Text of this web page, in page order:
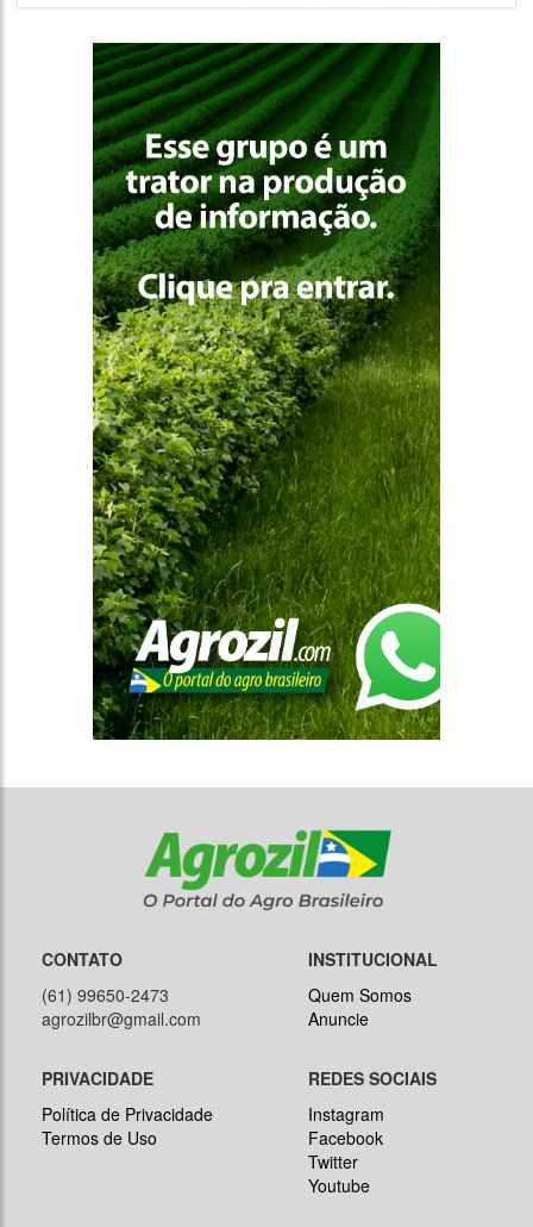
CONTATO
(61) 99650-2473
agrozilbr@gmail.com
INSTITUCIONAL
Quem Somos
Anuncie
PRIVACIDADE
Política de Privacidade
Termos de Uso
REDES SOCIAIS
Instagram
Facebook
Twitter
Youtube